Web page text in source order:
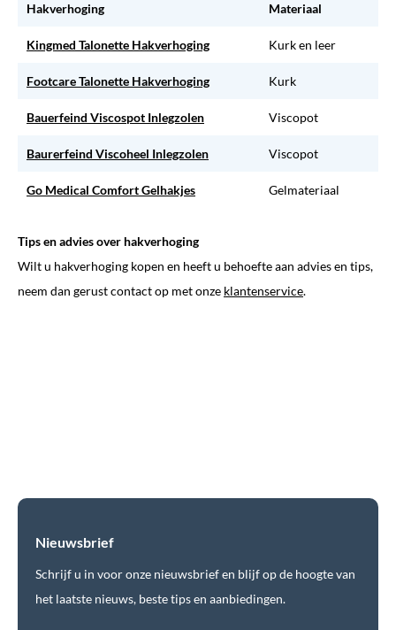
Hakverhoging Materiaal
Kingmed Talonette Hakverhoging Kurk en leer
Footcare Talonette Hakverhoging Kurk
Bauerfeind Viscospot Inlegzolen Viscopot
Baurerfeind Viscoheel Inlegzolen Viscopot
Go Medical Comfort Gelhakjes Gelmateriaal
Tips en advies over hakverhoging
Wilt u hakverhoging kopen en heeft u behoefte aan advies en tips,
neem dan gerust contact op met onze klantenservice.
Nieuwsbrief
Schrijf u in voor onze nieuwsbrief en blijf op de hoogte van
het laatste nieuws, beste tips en aanbiedingen.